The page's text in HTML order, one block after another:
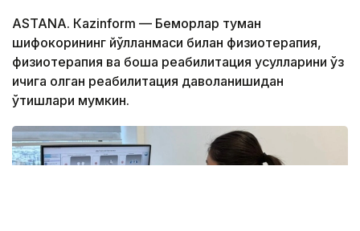
ASTANА. Кazinform — Беморлар туман
шифокорининг йўлланмаси билан физиотерапия,
физиотерапия ва бошқа реабилитация усулларини ўз
ичига олган реабилитация даволанишидан
ўтишлари мумкин.